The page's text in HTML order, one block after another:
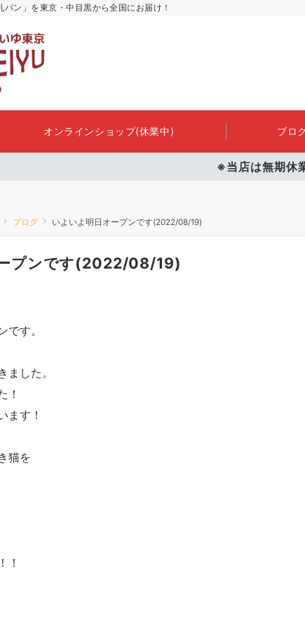
ン」を東京・中目黒から全国にお届け！
オンラインショップ(休業中) ブロ
※当店は無期休
ブログ いよいよ明日オープンです(2022/08/19)
プンです(2022/08/19)
です。
ました。
！
ます！
猫を
！